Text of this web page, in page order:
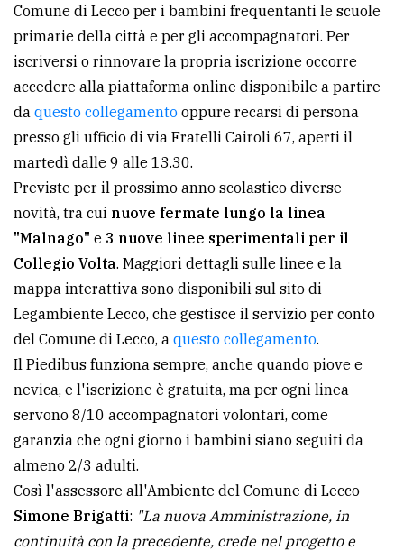
CERCA
Cerca
per
comune
Ricerca
avanzata
LE
ALTRE
TESTATE
PRIVACY
Privacy
policy
Cookie
policy
Comune di Lecco per i bambini frequentanti le scuole
primarie della città e per gli accompagnatori. Per
iscriversi o rinnovare la propria iscrizione occorre
accedere alla piattaforma online disponibile a partire
da questo collegamento oppure recarsi di persona
presso gli ufficio di via Fratelli Cairoli 67, aperti il
martedì dalle 9 alle 13.30.
Previste per il prossimo anno scolastico diverse
novità, tra cui nuove fermate lungo la linea
"Malnago" e 3 nuove linee sperimentali per il
Collegio Volta. Maggiori dettagli sulle linee e la
mappa interattiva sono disponibili sul sito di
Legambiente Lecco, che gestisce il servizio per conto
del Comune di Lecco, a questo collegamento.
Il Piedibus funziona sempre, anche quando piove e
nevica, e l'iscrizione è gratuita, ma per ogni linea
servono 8/10 accompagnatori volontari, come
garanzia che ogni giorno i bambini siano seguiti da
almeno 2/3 adulti.
Così l'assessore all'Ambiente del Comune di Lecco
Simone Brigatti: "La nuova Amministrazione, in
continuità con la precedente, crede nel progetto e